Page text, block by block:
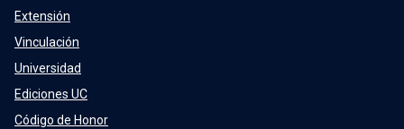
Extensión
Vinculación
Universidad
Ediciones UC
Código de Honor